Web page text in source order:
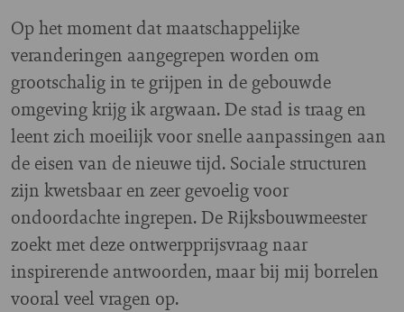
Op het moment dat maatschappelijke
veranderingen aangegrepen worden om
grootschalig in te grijpen in de gebouwde
omgeving krijg ik argwaan. De stad is traag en
leent zich moeilijk voor snelle aanpassingen aan
de eisen van de nieuwe tijd. Sociale structuren
zijn kwetsbaar en zeer gevoelig voor
ondoordachte ingrepen. De Rijksbouwmeester
zoekt met deze ontwerpprijsvraag naar
inspirerende antwoorden, maar bij mij borrelen
vooral veel vragen op.